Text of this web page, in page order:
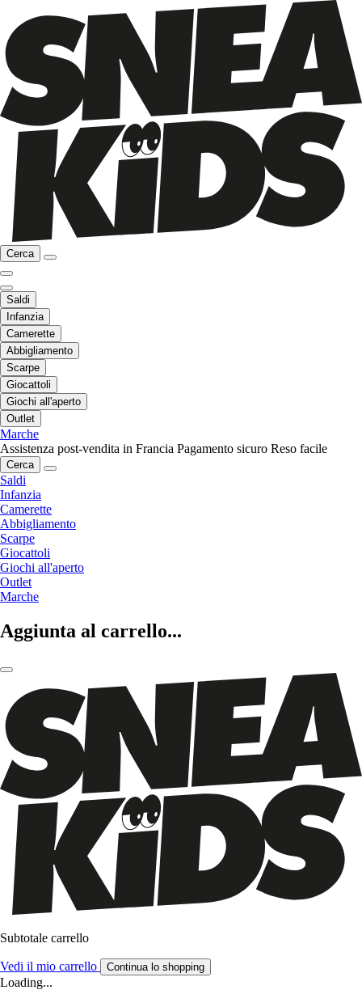
Cerca
Saldi
Infanzia
Camerette
Abbigliamento
Scarpe
Giocattoli
Giochi all'aperto
Outlet
Marche
Assistenza post-vendita in Francia Pagamento sicuro Reso facile
Cerca
Saldi
Infanzia
Camerette
Abbigliamento
Scarpe
Giocattoli
Giochi all'aperto
Outlet
Marche
Aggiunta al carrello...
Subtotale carrello
Vedi il mio carrello Continua lo shopping
Loading...